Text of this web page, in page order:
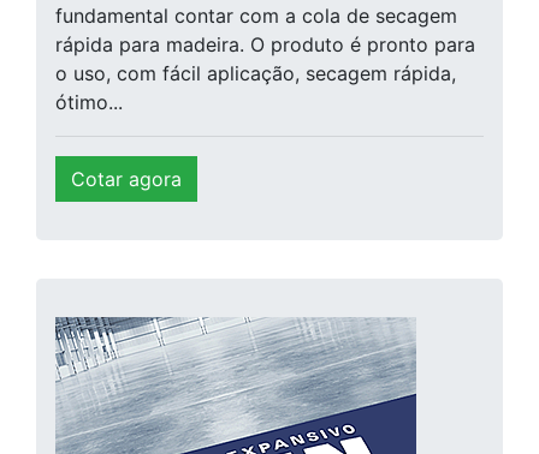
fundamental contar com a cola de secagem
rápida para madeira. O produto é pronto para
o uso, com fácil aplicação, secagem rápida,
ótimo...
Cotar agora